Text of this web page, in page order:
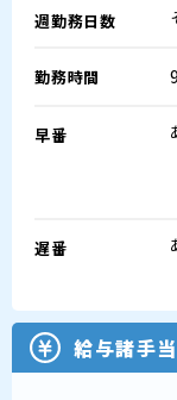
週勤務日数
勤務時間
早番
遅番
給与諸手当